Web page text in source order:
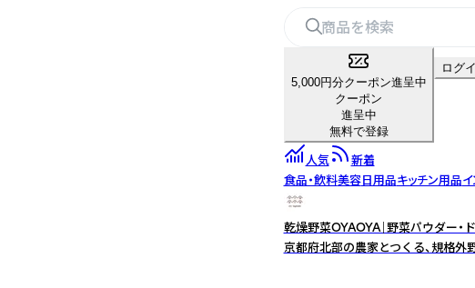
5,000円分クーポン進呈中
クーポン
進呈中
無料で登録
ログ
人気
新着
食品・飲料美容日用品キッチン用品
乾燥野菜OYAOYA｜野菜パウダー・
京都府北部の農家とつくる、規格外